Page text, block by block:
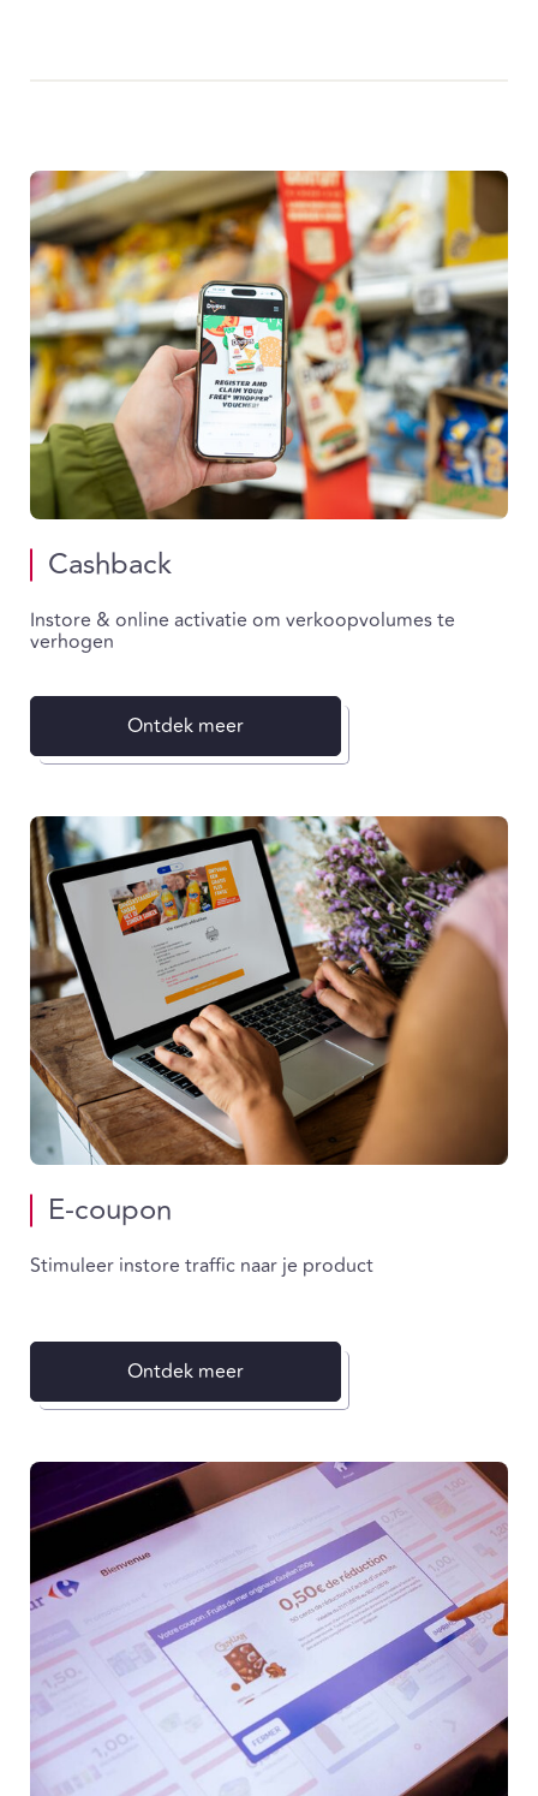
Cashback
Instore & online activatie om verkoopvolumes te
verhogen
Ontdek meer
E-coupon
Stimuleer instore traffic naar je product
Ontdek meer